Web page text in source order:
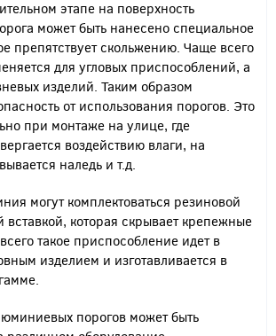
этапе на поверхность
может быть нанесено специальное
препятствует скольжению. Чаще всего
для угловых приспособлений, а
изделий. Таким образом
от использования порогов. Это
при монтаже на улице, где
воздействию влаги, на
наледь и т.д.
могут комплектоваться резиновой
вставкой, которая скрывает крепежные
такое приспособление идет в
изделием и изготавливается в
порогов может быть